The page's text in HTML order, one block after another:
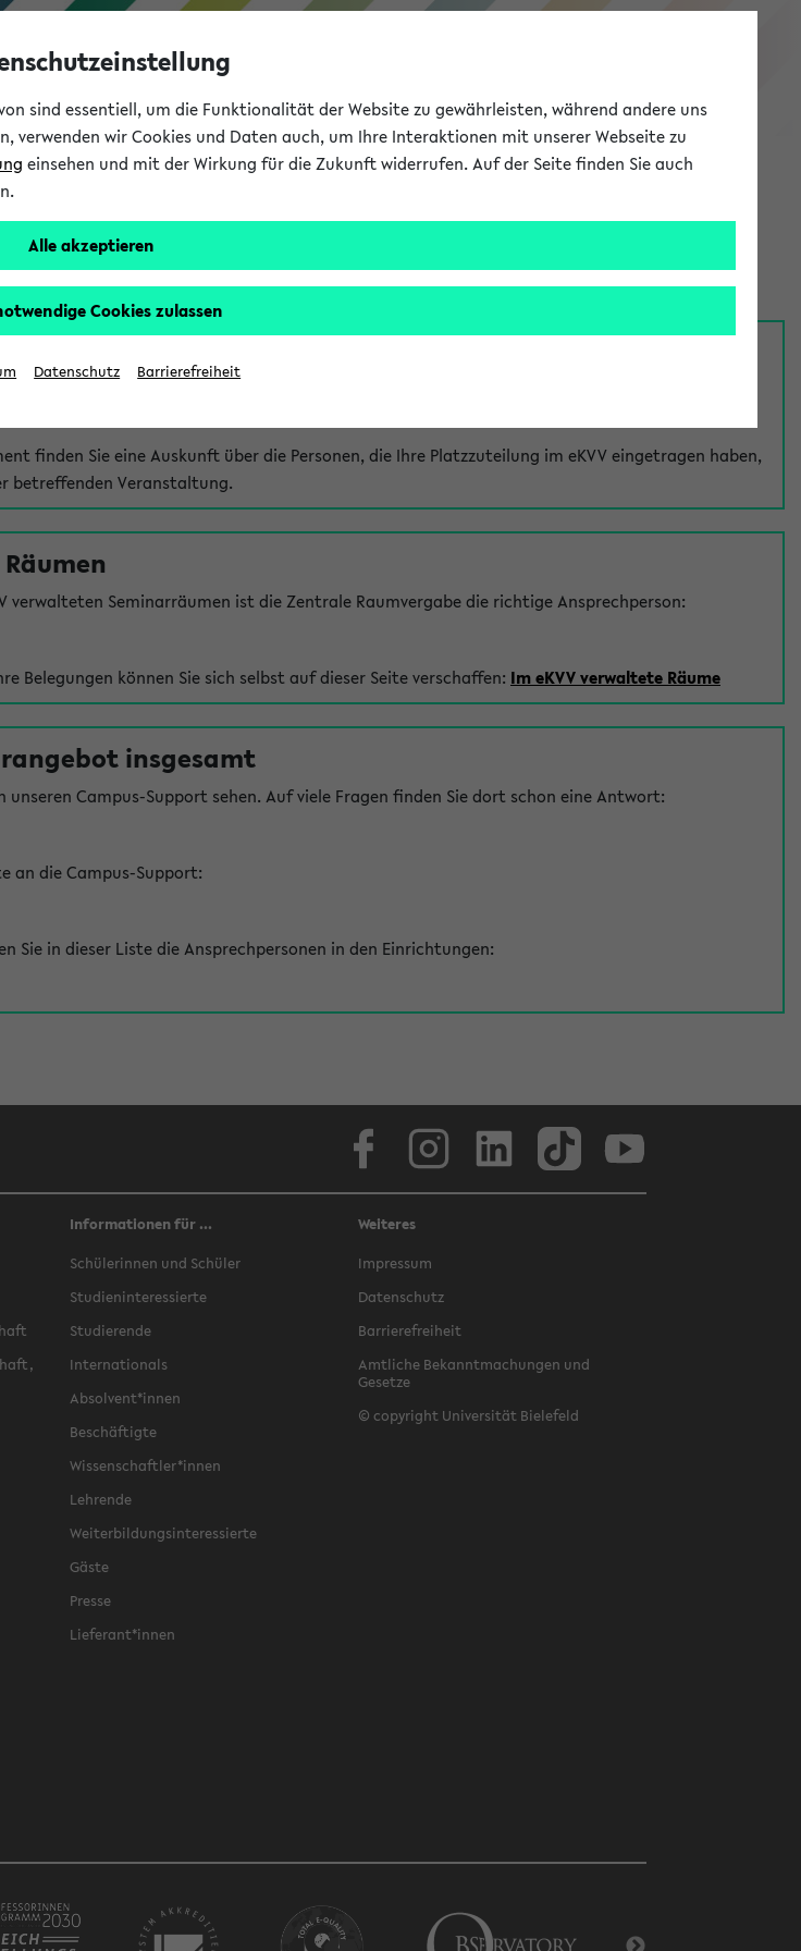
eKVV
finden Sie eine Auskunft über die Personen, die Ihre Platzzuteilung im eKVV eingetragen haben,
betreffenden Veranstaltung.
verwalteten Seminarräumen ist die Zentrale Raumvergabe die richtige Ansprechperson:
Belegungen können Sie sich selbst auf dieser Seite verschaffen: Im eKVV verwaltete Räume
insgesamt
unseren Campus-Support sehen. Auf viele Fragen finden Sie dort schon eine Antwort:
an die Campus-Support:
Sie in dieser Liste die Ansprechpersonen in den Einrichtungen:
Informationen für ...
Schülerinnen und Schüler
Studieninteressierte
Studierende
Internationals
Absolvent*innen
Beschäftigte
Wissenschaftler*innen
Lehrende
Weiterbildungsinteressierte
Gäste
Presse
Lieferant*innen
Weiteres
Impressum
Datenschutz
Barrierefreiheit
Amtliche Bekanntmachungen und
Gesetze
© copyright Universität Bielefeld
sind essentiell, um die Funktionalität der Website zu gewährleisten, während andere uns
verwenden wir Cookies und Daten auch, um Ihre Interaktionen mit unserer Webseite zu
einsehen und mit der Wirkung für die Zukunft widerrufen. Auf der Seite finden Sie auch
Alle akzeptieren
Cookies zulassen
Datenschutz Barrierefreiheit